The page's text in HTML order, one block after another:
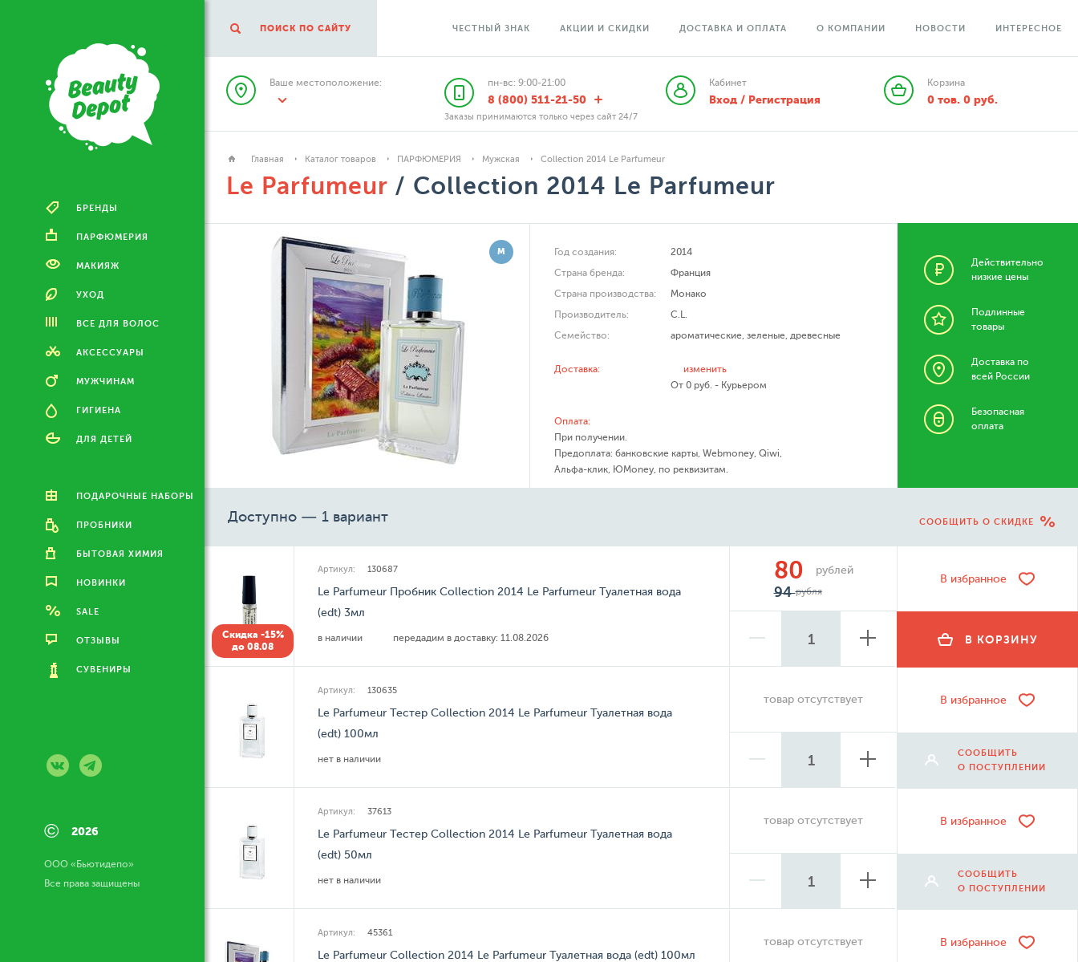
БРЕНДЫ
ПАРФЮМЕРИЯ
МАКИЯЖ
УХОД
ВСЕ ДЛЯ ВОЛОС
АКСЕССУАРЫ
МУЖЧИНАМ
ГИГИЕНА
ДЛЯ ДЕТЕЙ
ПОДАРОЧНЫЕ НАБОРЫ
ПРОБНИКИ
БЫТОВАЯ ХИМИЯ
НОВИНКИ
SALE
ОТЗЫВЫ
СУВЕНИРЫ
© 2026
ООО «Бьютидепо»
Все права защищены
ПОИСК ПО САЙТУ ЧЕСТНЫЙ ЗНАК АКЦИИ И СКИДКИ ДОСТАВКА И ОПЛАТА О КОМПАНИИ НОВОСТИ ИНТЕРЕСНОЕ
Ваше местоположение: пн-вс: 9:00-21:00
8 (800) 511-21-50
Заказы принимаются только через сайт 24/7
Кабинет
Вход / Регистрация
Корзина
0 тов. 0руб.
Главная Каталог товаров ПАРФЮМЕРИЯ Мужская Collection 2014 Le Parfumeur
Le Parfumeur / Collection 2014 Le Parfumeur
М Год создания:
2014
Страна бренда:
Франция
Страна производства:
Монако
Производитель:
C.L.
Семейство:
ароматические, зеленые, древесные
Доставка:
изменить
От 0 руб. - Курьером
Оплата:
При получении.
Предоплата: банковские карты, Webmoney, Qiwi,
Альфа-клик, ЮMoney, по реквизитам.
Действительно
низкие цены
Подлинные
товары
Доставка по
всей России
Безопасная
оплата
Доступно — 1 вариант СООБЩИТЬ О СКИДКЕ
Скидка -15%
до 08.08
Артикул: 130687
Le Parfumeur Пробник Collection 2014 Le Parfumeur Туалетная вода
(edt) 3мл
в наличии передадим в доставку: 11.08.2026
80 рублей
94рубля
В избранное
В КОРЗИНУ
Артикул: 130635
Le Parfumeur Тестер Collection 2014 Le Parfumeur Туалетная вода
(edt) 100мл
нет в наличии
товар отсутствует В избранное
СООБЩИТЬ
О ПОСТУПЛЕНИИ
Артикул: 37613
Le Parfumeur Тестер Collection 2014 Le Parfumeur Туалетная вода
(edt) 50мл
нет в наличии
товар отсутствует В избранное
СООБЩИТЬ
О ПОСТУПЛЕНИИ
Артикул: 45361
Le Parfumeur Collection 2014 Le Parfumeur Туалетная вода (edt) 100мл
товар отсутствует В избранное